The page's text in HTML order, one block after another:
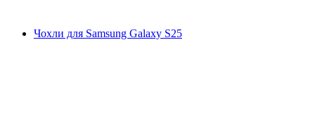
Чохли для Samsung Galaxy S25